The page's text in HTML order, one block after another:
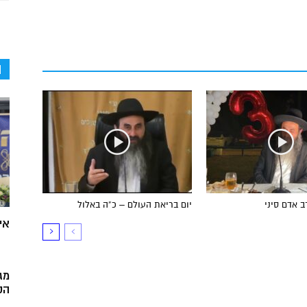
יום בריאת העולם – כ”ה באלול אדם סיני